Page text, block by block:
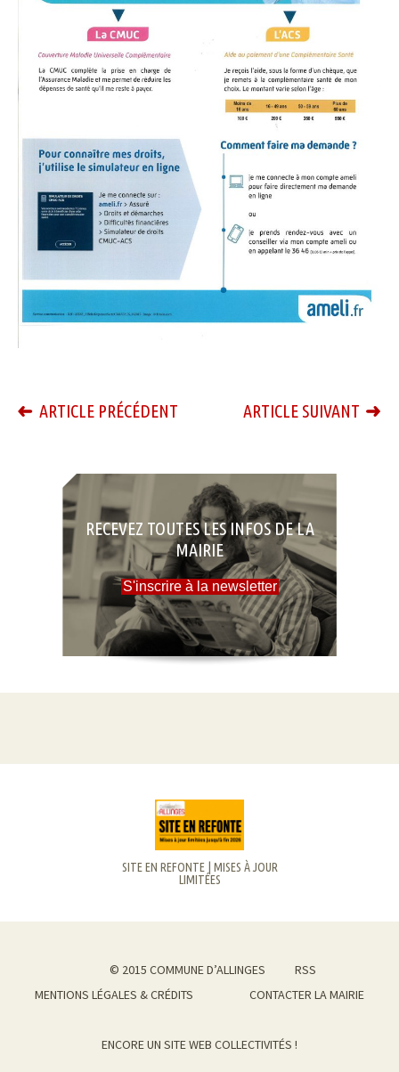
ARTICLE PRÉCÉDENT ARTICLE SUIVANT
RECEVEZ TOUTES LES INFOS DE LA
MAIRIE
S'inscrire à la newsletter
SITE EN REFONTE | MISES À JOUR
LIMITÉES
© 2015 COMMUNE D’ALLINGES
RSS
MENTIONS LÉGALES & CRÉDITS
CONTACTER LA MAIRIE
ENCORE UN SITE WEB COLLECTIVITÉS !